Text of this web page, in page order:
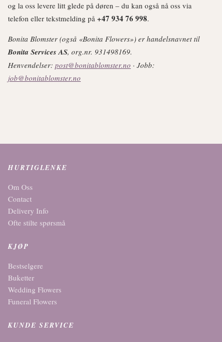
og la oss levere litt glede på døren – du kan også nå oss via
telefon eller tekstmelding på +47 934 76 998.
Bonita Blomster (også «Bonita Flowers») er handelsnavnet til
Bonita Services AS, org.nr. 931498169.
Henvendelser: post@bonitablomster.no · Jobb:
job@bonitablomster.no
HURTIGLENKE
Om Oss
Contact
Delivery Info
Ofte stilte spørsmå
KJØP
Bestselgere
Buketter
Wedding Flowers
Funeral Flowers
KUNDE SERVICE